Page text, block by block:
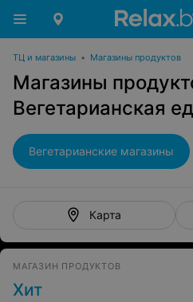
ТЦ и магазины • Магазины продуктов
Магазины
Вегетарианская
Вегетарианские магазины
Карта
МАГАЗИН ПРОДУКТОВ
Хит